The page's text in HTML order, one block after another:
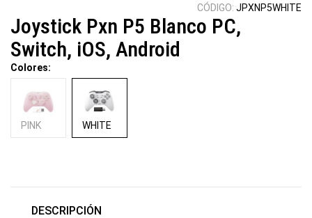
CÓDIGO: JPXNP5WHITE
Joystick Pxn P5 Blanco PC,
Switch, iOS, Android
Colores:
PINK WHITE
DESCRIPCIÓN